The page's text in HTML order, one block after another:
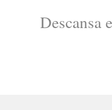
Descansa